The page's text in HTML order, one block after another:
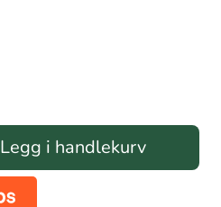
Legg i handlekurv